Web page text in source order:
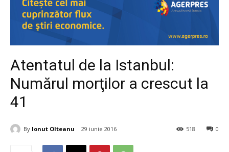
Atentatul de la Istanbul:
Numărul morţilor a crescut la
41
By Ionut Olteanu 29 iunie 2016 0
518